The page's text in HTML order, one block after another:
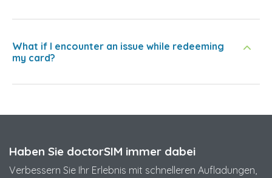
What if I encounter an issue while redeeming
my card?
Haben Sie doctorSIM immer dabei
Verbessern Sie Ihr Erlebnis mit schnelleren Aufladungen,